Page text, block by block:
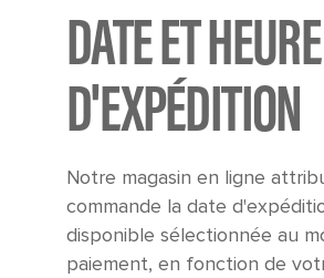
DATE ET HEURE
D'EXPÉDITION
Notre magasin en ligne
commande la date
disponible sélectionnée au
paiement, en fonction de